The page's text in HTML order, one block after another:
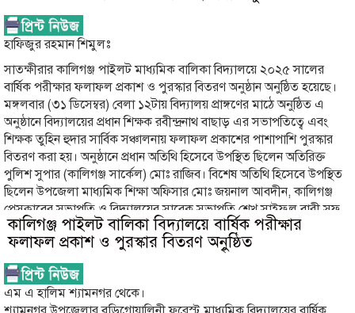
হাফিজুর রহমান শিমুলঃ
সাতক্ষীরার কালিগঞ্জ পাইলট মাধ্যমিক বালিকা বিদ্যালয়ে ২০২৫ সালের
বার্ষিক পরীক্ষার ফলাফল প্রকাশ ও পুরস্কার বিতরণ অনুষ্ঠান অনুষ্ঠিত হয়েছে।
মঙ্গলবার (৩১ ডিসেম্বর) বেলা ১২টায় বিদ্যালয় প্রাঙ্গণের মাঠে অনুষ্ঠিত এ
অনুষ্ঠানে বিদ্যালয়ের প্রধান শিক্ষক রবীন্দ্রনাথ বাছাড় এর সভাপতিত্বে এবং
শিক্ষক তুহিন হুদার সার্বিক সঞ্চালনায় ফলাফল প্রকাশের পাশাপাশি পুরস্কার
বিতরণ করা হয়। অনুষ্ঠানে প্রধান অতিথি হিসেবে উপস্থিত ছিলেন অতিরিক্ত
পুলিশ সুপার (কালিগঞ্জ সার্কেল) মোঃ রাজিব। বিশেষ অতিথি হিসেবে উপস্থিত
ছিলেন উপজেলা মাধ্যমিক শিক্ষা অফিসার মোঃ জয়নাল আবদীন, কালিগঞ্জ
প্রেসক্লাবের সভাপতি ও বিদ্যালয়ের সাবেক সভাপতি শেখ সাইফুল বারী সফু,
কালিগঞ্জ প্রেসক্লাবের যুগ্ম সাধারণ সম্পাদক ও জাতীয় সাংবাদিক সংস্থার
সভাপতি এম হাফিজুর রহমান শিমুল। এছাড়া উপস্থিত ছিলেন বিদ্যালয়ের
সহকারী প্রধান শিক্ষক আবুল বাসার, সহকারী শিক্ষক বাসুদেব মন্ডল, সহকারী
শিক্ষিকা কনিকা সরকার, সদর এম খাতুন সরকারি প্রাথমিক বিদ্যালয়ের প্রধান
শিক্ষিকা গঙ্গা রানী সরকার, বিশিষ্ট ক্রীড়া ধারাভাষ্যকার এম আর মোস্তাক,
কালিগঞ্জ পাইলট বালিকা বিদ্যালয়ে বার্ষিক পরীক্ষার
ফলাফল প্রকাশ ও পুরস্কার বিতরণ অনুৃষ্ঠিত
এম এ হালিম শ্যামনগর থেকে।